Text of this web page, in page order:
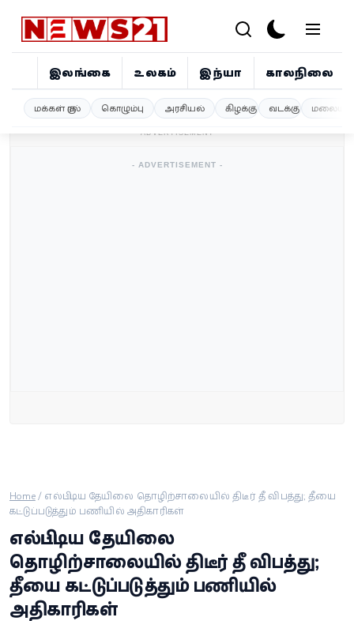
இலங்கை உலகம் இந்தியா காலநிலை
மக்கள் குரல் கொழும்பு அரசியல் கிழக்கு வடக்கு
இலங்கை
வெப்ஸ்டோரி
தமிழ்
- ADVERTISEMENT -
- ADVERTISEMENT -
Home/ எல்பிட்டிய தேயிலை தொழிற்சாலையில் திடீர் தீ விபத்து; தீயை
கட்டுப்படுத்தும் பணியில் அதிகாரிகள்
எல்பிட்டிய தேயிலை
தொழிற்சாலையில் திடீர் தீ விபத்து;
தீயை கட்டுப்படுத்தும் பணியில்
அதிகாரிகள்